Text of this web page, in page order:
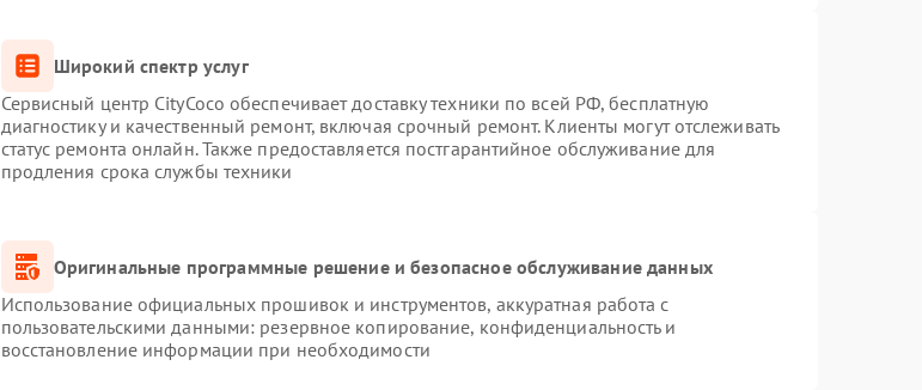
Широкий спектр услуг
Сервисный центр CityCoco обеспечивает доставку техники по всей РФ, бесплатную
диагностику и качественный ремонт, включая срочный ремонт. Клиенты могут отслеживать
статус ремонта онлайн. Также предоставляется постгарантийное обслуживание для
продления срока службы техники
Оригинальные программные решение и безопасное обслуживание данных
Использование официальных прошивок и инструментов, аккуратная работа с
пользовательскими данными: резервное копирование, конфиденциальность и
восстановление информации при необходимости